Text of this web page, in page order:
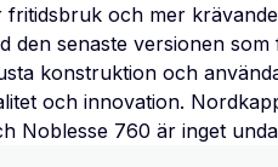
och mer
den senaste versionen
konstruktion och
och innovation.
Noblesse 760 är inget